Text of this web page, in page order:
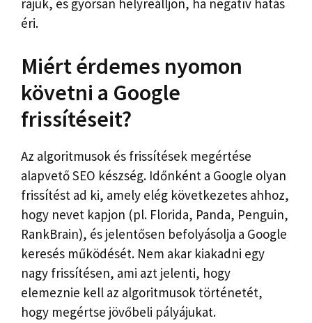
rájuk, és gyorsan helyreálljon, ha negatív hatás
éri.
Miért érdemes nyomon
követni a Google
frissítéseit?
Az algoritmusok és frissítések megértése
alapvető SEO készség. Időnként a Google olyan
frissítést ad ki, amely elég következetes ahhoz,
hogy nevet kapjon (pl. Florida, Panda, Penguin,
RankBrain), és jelentősen befolyásolja a Google
keresés működését. Nem akar kiakadni egy
nagy frissítésen, ami azt jelenti, hogy
elemeznie kell az algoritmusok történetét,
hogy megértse jövőbeli pályájukat.